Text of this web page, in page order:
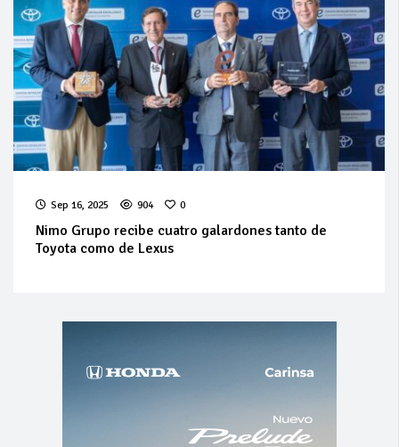
Sep 16, 2025 904 0
Nimo Grupo recibe cuatro galardones tanto de
Toyota como de Lexus